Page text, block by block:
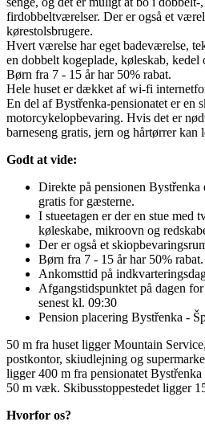
firdobbeltværelser. Der er også et
kørestolsbrugere.
Hvert værelse har eget badeværelse,
en dobbelt kogeplade, køleskab, kedel
Børn fra 7 - 15 år har 50% rabat.
Hele huset er dækket af wi-fi
En del af Bystřenka-pensionatet er en
motorcykelopbevaring. Hvis det er
barneseng gratis, jern og hårtørrer kan
Godt at vide:
Direkte på pensionen Bystřenka
gratis for gæsterne.
I stueetagen er der en stue med
køleskabe, mikroovn og
Der er også et
Børn fra 7 - 15 år har 50% rabat.
Ankomsttid på
Afgangstidspunktet på dagen
senest kl. 09:30
Pension placering Bystřenka -
50 m fra huset ligger Mountain
postkontor, skiudlejning og
ligger 400 m fra pensionatet
50 m væk. Skibusstoppestedet ligger
Hvorfor os?